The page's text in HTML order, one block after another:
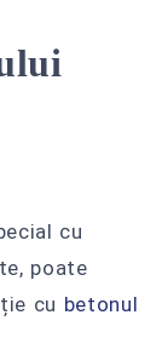
cu
poate
cu betonul